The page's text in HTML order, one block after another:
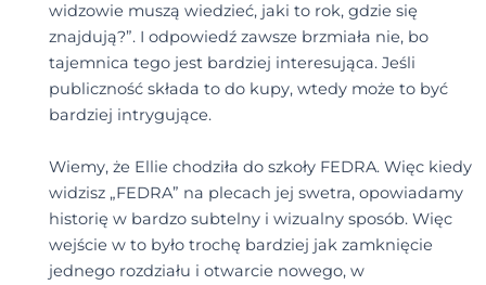
widzowie muszą wiedzieć, jaki to rok, gdzie się
znajdują?”. I odpowiedź zawsze brzmiała nie, bo
tajemnica tego jest bardziej interesująca. Jeśli
publiczność składa to do kupy, wtedy może to być
bardziej intrygujące.
Wiemy, że Ellie chodziła do szkoły FEDRA. Więc kiedy
widzisz „FEDRA” na plecach jej swetra, opowiadamy
historię w bardzo subtelny i wizualny sposób. Więc
wejście w to było trochę bardziej jak zamknięcie
jednego rozdziału i otwarcie nowego, w